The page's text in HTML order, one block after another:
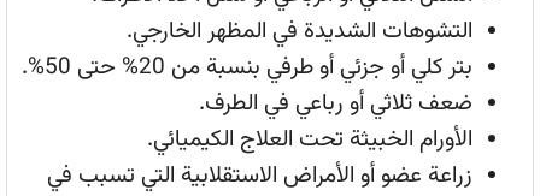
التشوهات الشديدة في المظهر الخارجي.
بتر كلي أو جزئي أو طرفي بنسبة من 20% حتى 50%.
ضعف ثلاثي أو رباعي في الطرف.
الأورام الخبيثة تحت العلاج الكيميائي.
زراعة عضو أو الأمراض الاستقلابية التي تسبب في